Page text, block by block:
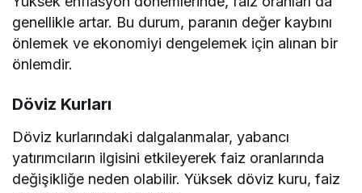
genellikle artar. Bu durum, paranın değer kaybını
önlemek ve ekonomiyi dengelemek için alınan bir
önlemdir.
Döviz Kurları
Döviz kurlarındaki dalgalanmalar, yabancı
yatırımcıların ilgisini etkileyerek faiz oranlarında
değişikliğe neden olabilir. Yüksek döviz kuru, faiz